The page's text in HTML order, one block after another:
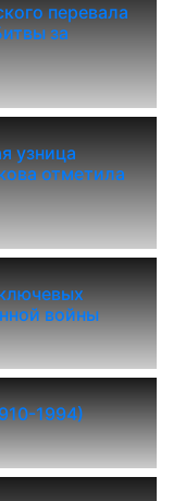
перевала
за
узница
отметила
войны
1994)